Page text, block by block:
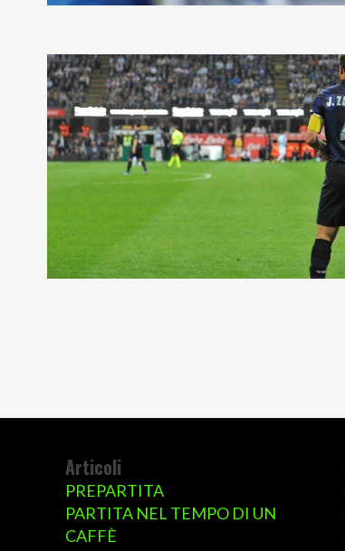
Articoli
PREPARTITA
PARTITA NEL TEMPO DI UN
CAFFÈ